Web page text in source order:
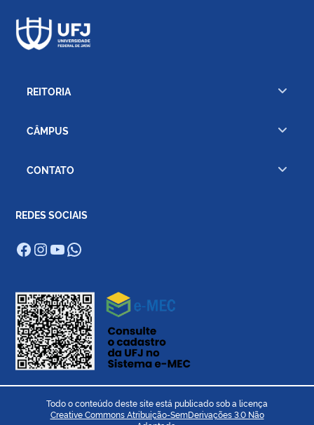
REITORIA
CÂMPUS
CONTATO
REDES SOCIAIS
Facebook
Instagram
Youtube
WhatsApp
Todo o conteúdo deste site está publicado sob a licença
Creative Commons Atribuição-SemDerivações 3.0 Não